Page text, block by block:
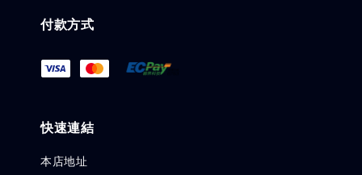
付款方式
快速連結
本店地址